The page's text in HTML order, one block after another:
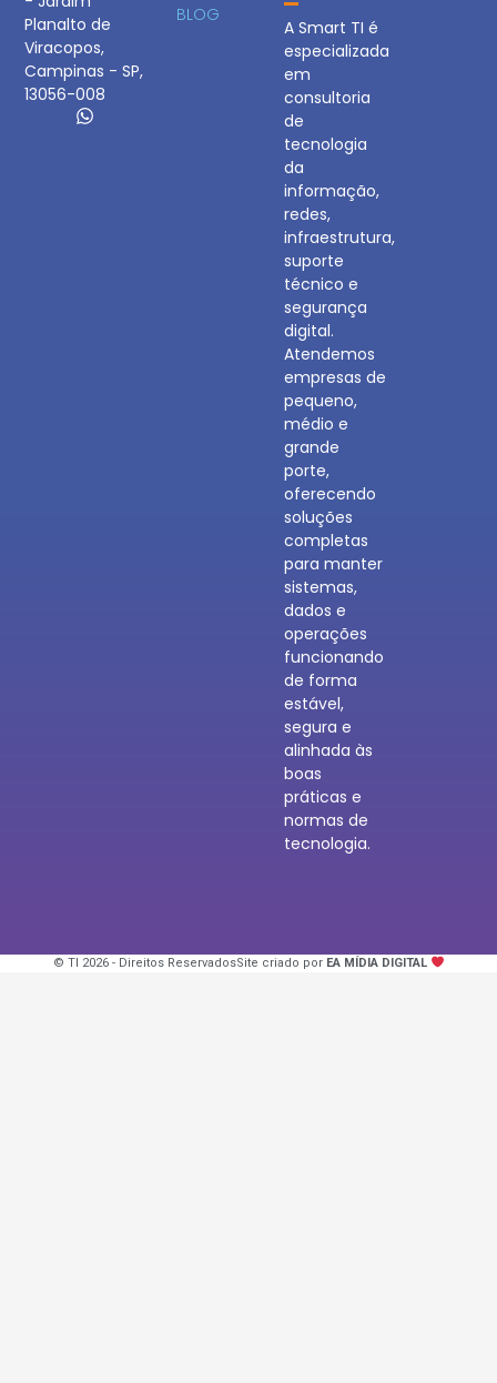
Planalto de
Viracopos,
Campinas - SP,
13056-008
A Smart TI é
especializada
em
consultoria
de
tecnologia
da
informação,
redes,
infraestrutura,
suporte
técnico e
segurança
digital.
Atendemos
empresas de
pequeno,
médio e
grande
porte,
oferecendo
soluções
completas
para manter
sistemas,
dados e
operações
funcionando
de forma
estável,
segura e
alinhada às
boas
práticas e
normas de
tecnologia.
BLOG
© TI 2026 - Direitos ReservadosSite criado por EA MÍDIA DIGITAL